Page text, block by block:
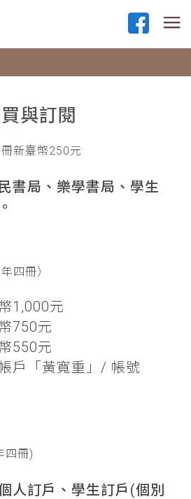
與訂閱
新臺幣250元
書局、樂學書局、學生
四冊）
1,000元
750元
550元
戶「黃寬重」/ 帳號
四冊)
人訂戶、學生訂戶(個別